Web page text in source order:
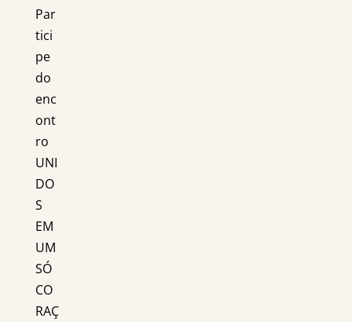
Par
tici
pe
do
enc
ont
ro
UNI
DO
S
EM
UM
SÓ
CO
RAÇ